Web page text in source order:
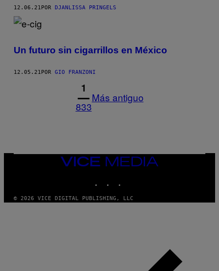
12.06.21 POR DJANLISSA PRINGELS
Un futuro sin cigarrillos en México
12.05.21POR GIO FRANZONI
1
833
Más antiguo
VICE
© 2026 VICE DIGITAL PUBLISHING, LLC